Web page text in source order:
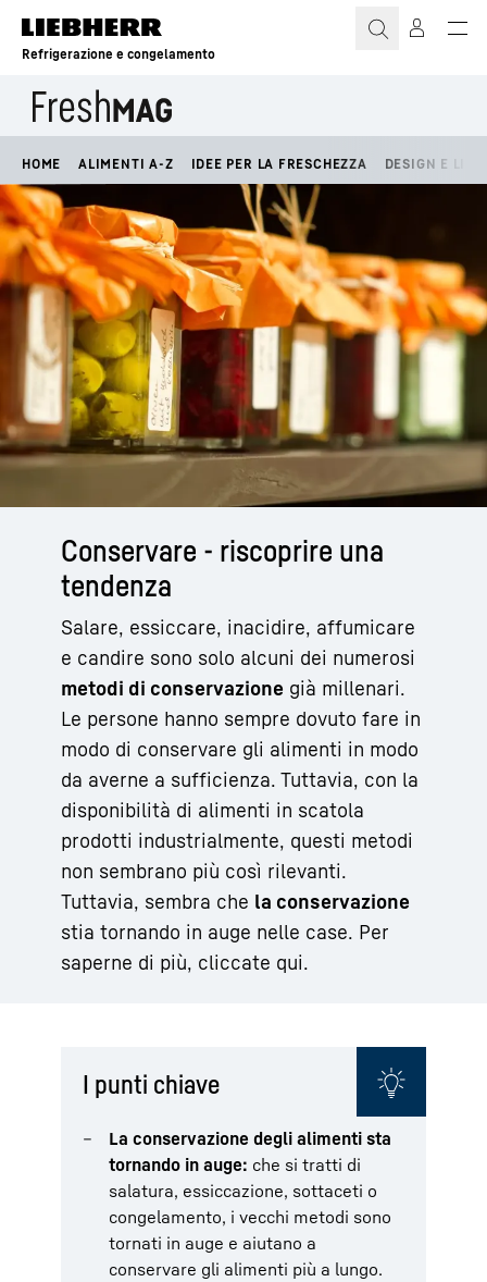
Refrigerazione e congelamento
HOME ALIMENTI A-Z IDEE PER LA FRESCHEZZA DESIGN E
Conservare - riscoprire una
tendenza
Salare, essiccare, inacidire, affumicare
e candire sono solo alcuni dei numerosi
metodi di conservazione già millenari.
Le persone hanno sempre dovuto fare in
modo di conservare gli alimenti in modo
da averne a sufficienza. Tuttavia, con la
disponibilità di alimenti in scatola
prodotti industrialmente, questi metodi
non sembrano più così rilevanti.
Tuttavia, sembra che la conservazione
stia tornando in auge nelle case. Per
saperne di più, cliccate qui.
I punti chiave
La conservazione degli alimenti sta
tornando in auge: che si tratti di
salatura, essiccazione, sottaceti o
congelamento, i vecchi metodi sono
tornati in auge e aiutano a
conservare gli alimenti più a lungo.